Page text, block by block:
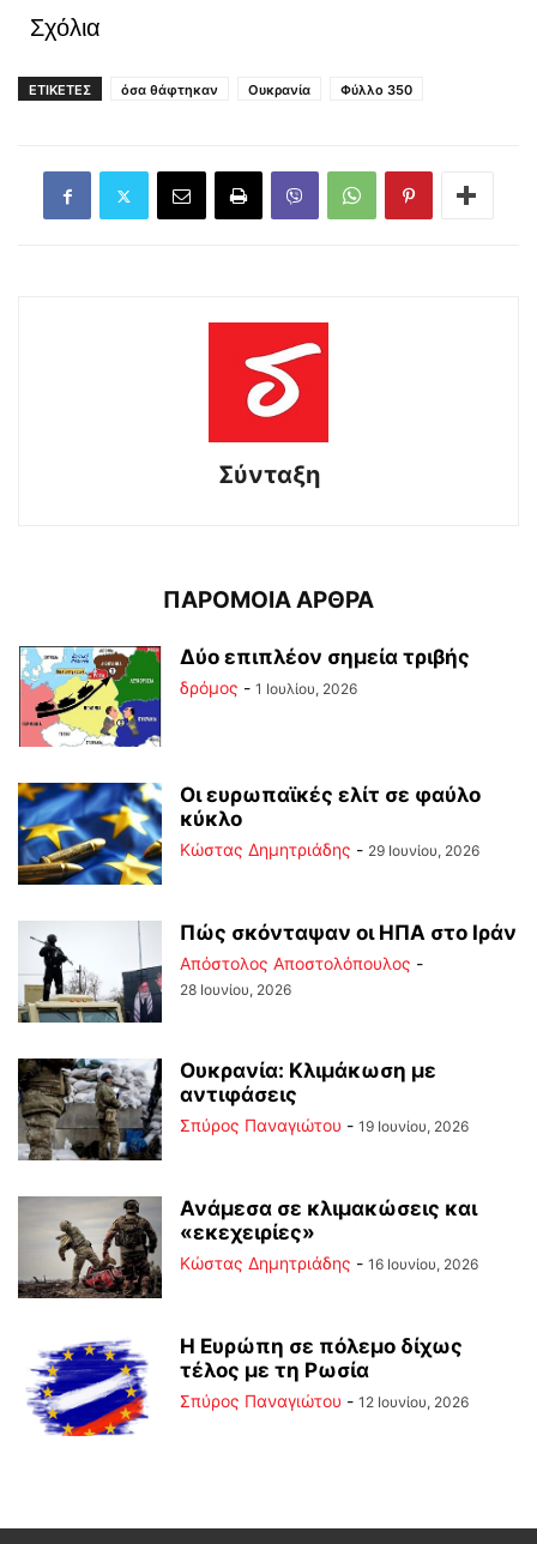
Σχόλια
ΕΤΙΚΕΤΕΣ όσα θάφτηκαν Ουκρανία Φύλλο 350
Σύνταξη
ΠΑΡΟΜΟΙΑ ΑΡΘΡΑ
Δύο επιπλέον σημεία τριβής
δρόμος - 1 Ιουλίου, 2026
Οι ευρωπαϊκές ελίτ σε φαύλο
κύκλο
Kώστας Δημητριάδης - 29 Ιουνίου, 2026
Πώς σκόνταψαν οι ΗΠΑ στο Ιράν
Απόστολος Αποστολόπουλος -
28 Ιουνίου, 2026
Ουκρανία: Κλιμάκωση με
αντιφάσεις
Σπύρος Παναγιώτου - 19 Ιουνίου, 2026
Ανάμεσα σε κλιμακώσεις και
«εκεχειρίες»
Kώστας Δημητριάδης - 16 Ιουνίου, 2026
Η Ευρώπη σε πόλεμο δίχως
τέλος με τη Ρωσία
Σπύρος Παναγιώτου - 12 Ιουνίου, 2026